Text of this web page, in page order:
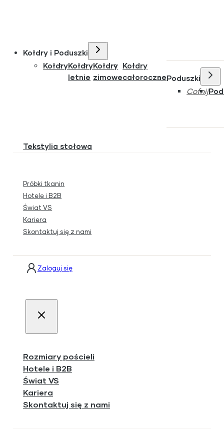
Kołdry i Poduszki
KołdryKołdry
letnie
Kołdry
zimowe
Kołdry
całorocznePoduszki
Cofnij
Tekstylia stołowa
Próbki tkanin
Hotele i B2B
Świat VS
Kariera
Skontaktuj się z nami
Zaloguj się
Rozmiary pościeli
Hotele i B2B
Świat VS
Kariera
Skontaktuj się z nami